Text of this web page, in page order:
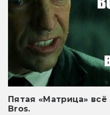
Пятая «Матрица»
Bros.